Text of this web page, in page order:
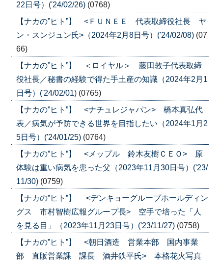
22日号）('24/02/26) (0768)
【ナカの”ヒト”】 <ＦＵＮＥＥ 代表取締役社長 ヤ
ン・スンジュン氏>（2024年2月8日号）('24/02/08) (07
66)
【ナカの”ヒト”】 ＜ロイヤル＞ 藤田敦子代表取締
役社長／秘書の経験で得た手土産の知識（2024年2月1
日号）('24/02/01) (0765)
【ナカの”ヒト”】 <ナチュレジャパン> 橋本真弘代
表／病気が予防できる世界を目指したい（2024年1月2
5日号）('24/01/25) (0764)
【ナカの”ヒト”】 <メップル 鈴木友樹ＣＥＯ> 原
体験は重い病気を患った父（2023年11月30日号）('23/
11/30) (0759)
【ナカの”ヒト”】 <デンキョーグループホールディン
グス 市村智樹広報グループ長> 空手で培った「人
を見る目」（2023年11月23日号）('23/11/27) (0758)
【ナカの”ヒト”】 <朝日酒造 営業本部 国内事業
部 直販営業課 課長 酒井鉄平氏> 本格花火写真